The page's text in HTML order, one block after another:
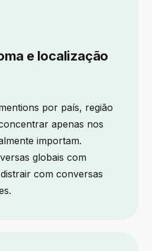
e localização
por país, região
apenas nos
importam.
globais com
com conversas